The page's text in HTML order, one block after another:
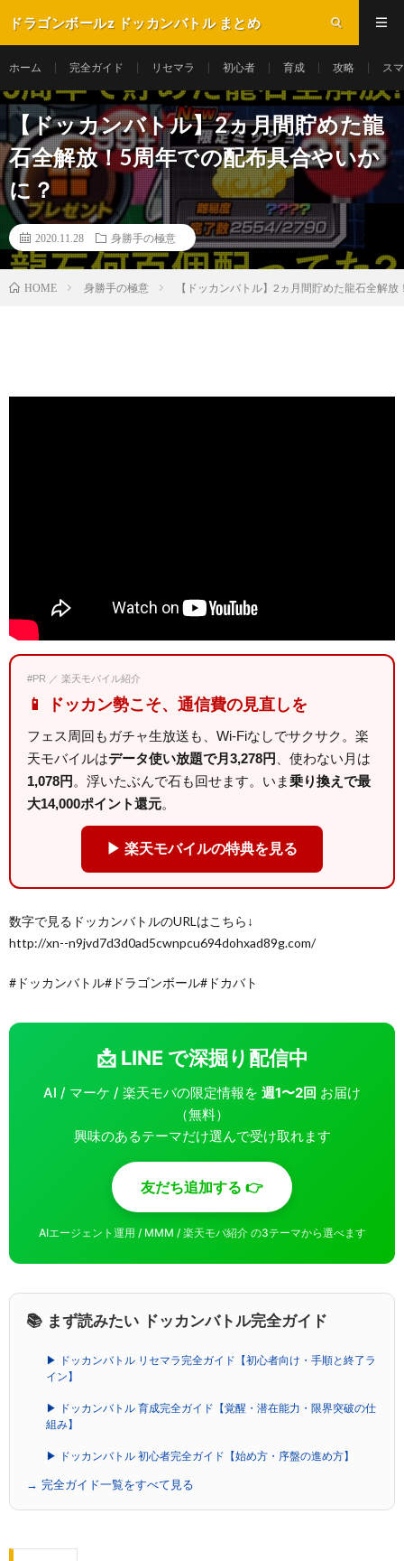
ドラゴンボールz ドッカンバトル まとめ
ホーム 完全ガイド リセマラ 初心者 育成 攻略 ス
【ドッカンバトル】2ヵ月間貯めた龍
石全解放！5周年での配布具合やいか
に？
2020.11.28 身勝手の極意
HOME 身勝手の極意 【ドッカンバトル】2ヵ月間貯めた龍石全解
#PR ／ 楽天モバイル紹介
📱 ドッカン勢こそ、通信費の見直しを
フェス周回もガチャ生放送も、Wi-Fiなしでサクサク。楽
天モバイルはデータ使い放題で月3,278円
、使わない月は
1,078円 。浮いたぶんで石も回せます。いま乗り換えで最
大14,000ポイント還元。
▶ 楽天モバイルの特典を見る
数字で見るドッカンバトルのURLはこちら↓
http://xn--n9jvd7d3d0ad5cwnpcu694dohxad89g.com/
#ドッカンバトル#ドラゴンボール#ドカバト
📩 LINE で深掘り配信中
AI / マーケ / 楽天モバの限定情報を 週1〜2回 お届け
（無料）
興味のあるテーマだけ選んで受け取れます
友だち追加する 👉
AIエージェント運用 / MMM / 楽天モバ紹介 の3テーマから選べます
📚 まず読みたい ドッカンバトル完全ガイド
▶ ドッカンバトル リセマラ完全ガイド【初心者向け・手順と終了ラ
イン】
▶ ドッカンバトル 育成完全ガイド【覚醒・潜在能力・限界突破の仕
組み】
▶ ドッカンバトル 初心者完全ガイド【始め方・序盤の進め方】
→ 完全ガイド一覧をすべて見る